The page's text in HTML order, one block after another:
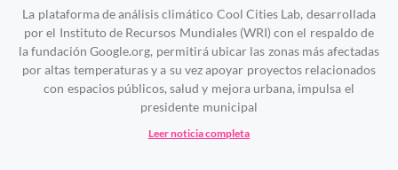
La plataforma de análisis climático Cool Cities Lab, desarrollada
por el Instituto de Recursos Mundiales (WRI) con el respaldo de
la fundación Google.org, permitirá ubicar las zonas más afectadas
por altas temperaturas y a su vez apoyar proyectos relacionados
con espacios públicos, salud y mejora urbana, impulsa el
presidente municipal
Leer noticia completa